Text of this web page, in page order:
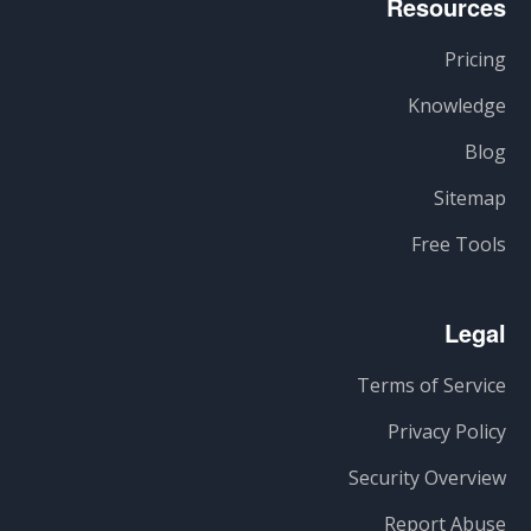
Pricing
Knowledge
Blog
Sitemap
Free Tools
Legal
Terms of Service
Privacy Policy
Security Overview
Report Abuse